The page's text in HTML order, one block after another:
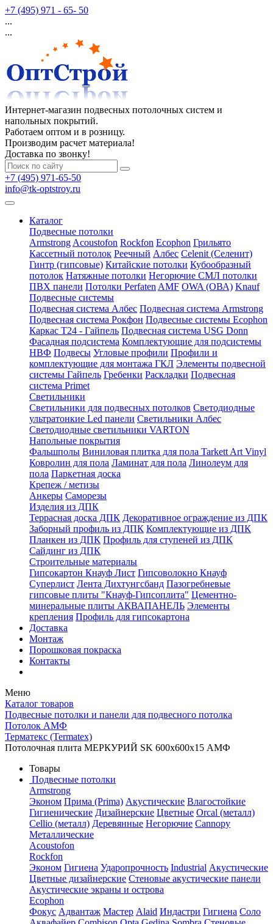
+7 (495) 971 - 65- 50
...
...
Интернет-магазин подвесных потолочных систем и
напольных покрытий.
Работаем оптом и в розницу.
Производим расчет материала!
Доставка по звонку!
+7 (495) 971-65-50
info@tk-optstroy.ru
Каталог
Подвесные потолки
Armstrong Acoustofon Rockfon Ecophon Грильято
Кассетный потолок Реечный Албес Celenit (Селенит)
Гинтр (гипсовые) Китайские потолки Кубообразный
потолок Натяжные потолки Негорючие СМЛ потолки
ПВХ панели Потолки Perfaten AMF OWA (ОВА) Knauf
Подвесные системы
Подвесная система Албес Подвесная система Armstrong
Подвесная система Рокфон Подвесные системы Ecophon
Каркас Т24 - Гайпель Подвесная система USG Donn
Фасадная подсистема Комплектующие для подсистемы
НВФ Подвесы Угловые профили Профили и
комплектующие для монтажа ГКЛ Элементы подвесной
системы Гайпель Гребенки Раскладки Подвесная
система Primet
Светильники
Светильники для подвесных потолков Светодиодные
ультратонкие Led панели Светильники Албес
Светодиодные светильники VARTON
Напольные покрытия
Фальшполы Виниловая плитка для пола Tarkett Art Vinyl
Ковролин для пола Ламинат для пола Линолеум для
пола Паркетная доска
Крепеж / метизы
Анкеры Саморезы
Изделия из ДПК
Террасная доска ДПК Декоративное ограждение из ДПК
Заборный профиль из ДПК Комплектующие из ДПК
Планкен из ДПК Профиль для ступеней из ДПК
Сайдинг из ДПК
Строительные материалы
Гипсокартон Кнауф Лист Гипсоволокно Кнауф
Суперлист Лента Дихтунгсбанд Пазогребневые
гипсовые плиты "Кнауф-Гипсоплита" Цементно-
минеральные плиты АКВАПАНЕЛЬ Элементы
крепления Профиль для гипсокартона
Доставка
Монтаж
Порошковая покраска
Контакты
Меню
Каталог товаров
Подвесные потолки и панели для подвесного потолка
Потолок АМФ
Терматекс (Termatex)
Потолочная плита МЕРКУРИЙ SK 600x600x15 АМФ
Товары
Подвесные потолки
Armstrong
Эконом Прима (Prima) Акустические Влагостойкие
Гигиенические Дизайнерские Цветные Orcal (металл)
Cellio (металл) Деревянные Негорючие Cannopy
Металлические
Acoustofon
Rockfon
Эконом Гигиена Ударопрочность Industrial Акустические
Цветные дизайнерские Стеновые акустические панели
Акустические экраны и острова
Ecophon
Фокус Адвантаж Мастер Alaid Индастри Гигиена Соло